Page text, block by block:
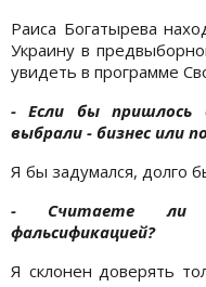
Раиса Богатырева
Украину в
увидеть в программе
- Если бы
выбрали - бизнес или
Я бы задумался, долго
- Считаете ли
фальсификацией?
Я склонен доверять